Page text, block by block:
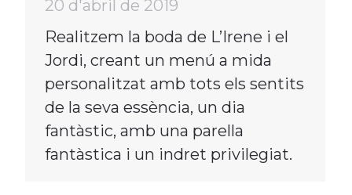
20 d'abril de 2019
Realitzem la boda de L’Irene i el
Jordi, creant un menú a mida
personalitzat amb tots els sentits
de la seva essència, un dia
fantàstic, amb una parella
fantàstica i un indret privilegiat.